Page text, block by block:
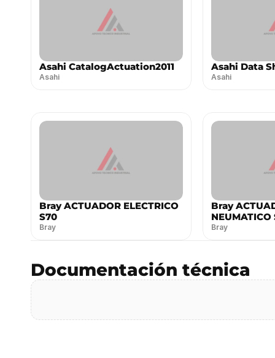
Asahi CatalogActuation2011
Asahi
Asahi Data
Asahi
Bray ACTUADOR ELECTRICO
S70
Bray
Bray
NEUMATICO
Bray
Documentación técnica